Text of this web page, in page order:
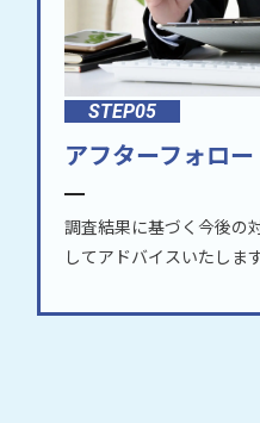
STEP05
アフターフォロー
調査結果に基づく今後の
してアドバイスいたします